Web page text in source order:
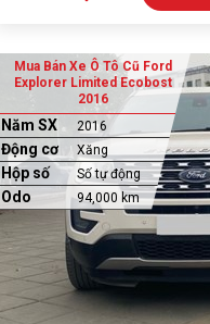
Mua Bán Xe Ô Tô Cũ Ford
Explorer Limited Ecobost
2016
Năm SX 2016
Động cơ Xăng
Hộp số Số tự động
Odo 94,000 km